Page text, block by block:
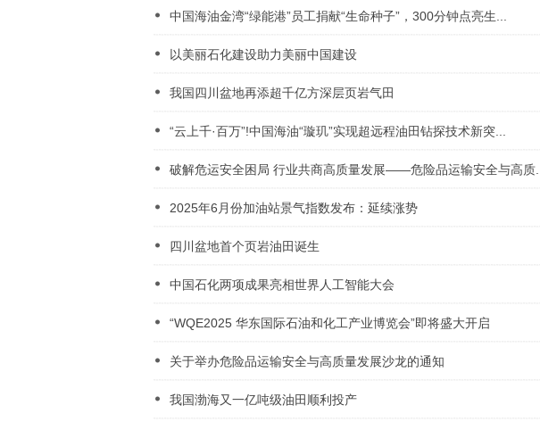
中国海油金湾“绿能港”员工捐献“生命种子”，300分钟点亮生...
以美丽石化建设助力美丽中国建设
我国四川盆地再添超千亿方深层页岩气田
“云上千·百万”!中国海油“璇玑”实现超远程油田钻探技术新突...
破解危运安全困局 行业共商高质量发展——危险品运输安全与高质...
2025年6月份加油站景气指数发布：延续涨势
四川盆地首个页岩油田诞生
中国石化两项成果亮相世界人工智能大会
“WQE2025 华东国际石油和化工产业博览会”即将盛大开启
关于举办危险品运输安全与高质量发展沙龙的通知
我国渤海又一亿吨级油田顺利投产